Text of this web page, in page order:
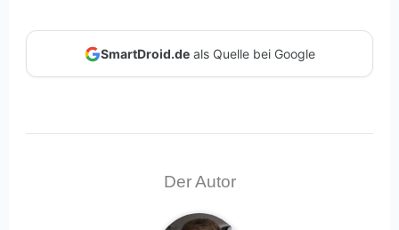
SmartDroid.deals Quelle bei Google
Der Autor